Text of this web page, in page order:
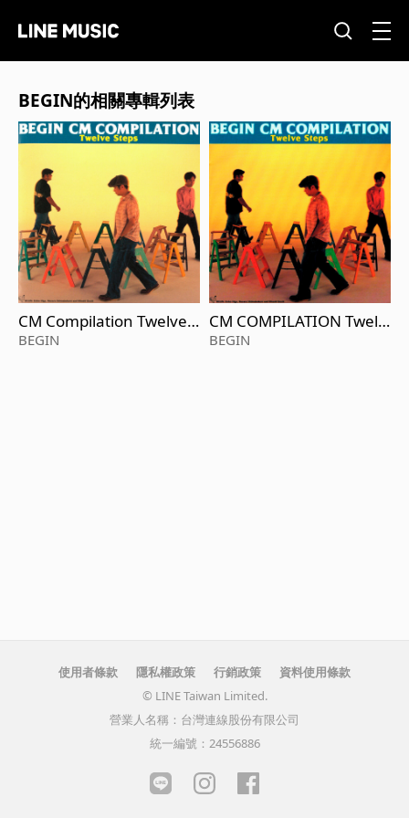
BEGIN的相關專輯列表
CM Compilation Twelve S
teps
BEGIN
CM COMPILATION Twelv
e Steps
BEGIN
使用者條款 隱私權政策 行銷政策
資料使用條款
© LINE Taiwan Limited.
營業人名稱：台灣連線股份有限公司
統一編號：24556886